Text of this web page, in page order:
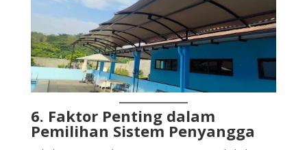
6. Faktor Penting dalam
Pemilihan Sistem Penyangga